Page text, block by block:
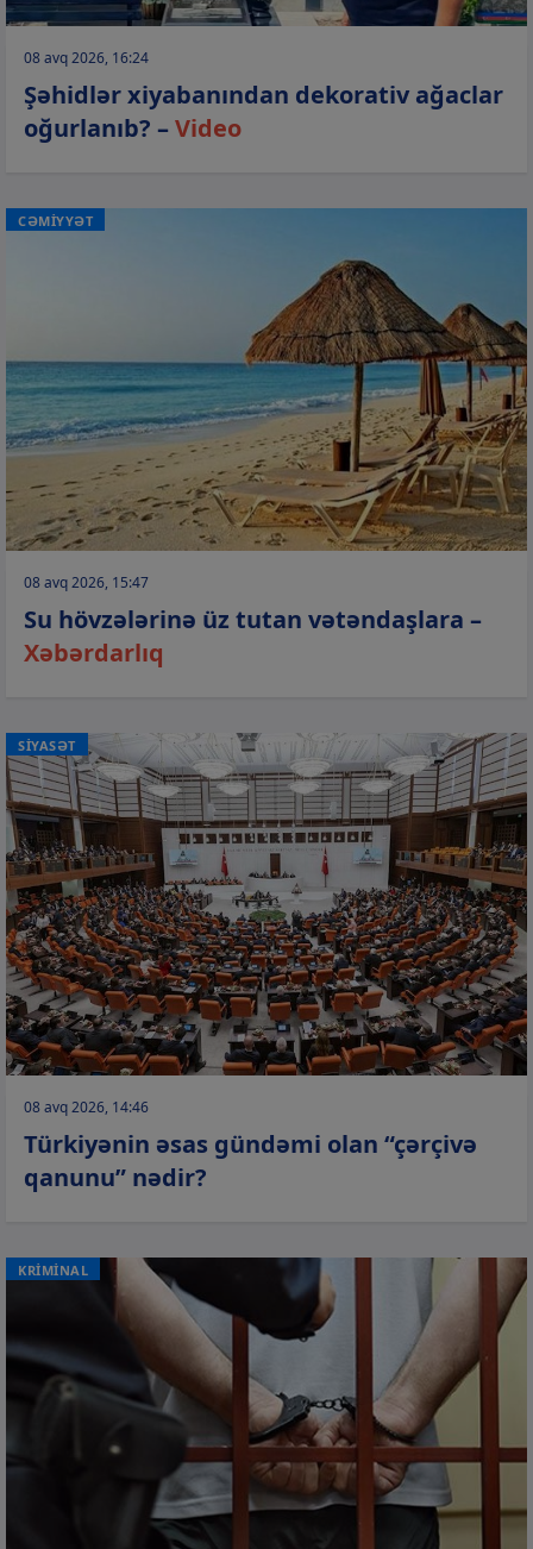
08 avq 2026, 16:24
Şəhidlər xiyabanından dekorativ ağaclar
oğurlanıb? –Video
CƏMİYYƏT
08 avq 2026, 15:47
Su hövzələrinə üz tutan vətəndaşlara –
Xəbərdarlıq
SİYASƏT
08 avq 2026, 14:46
Türkiyənin əsas gündəmi olan “çərçivə
qanunu” nədir?
KRİMİNAL